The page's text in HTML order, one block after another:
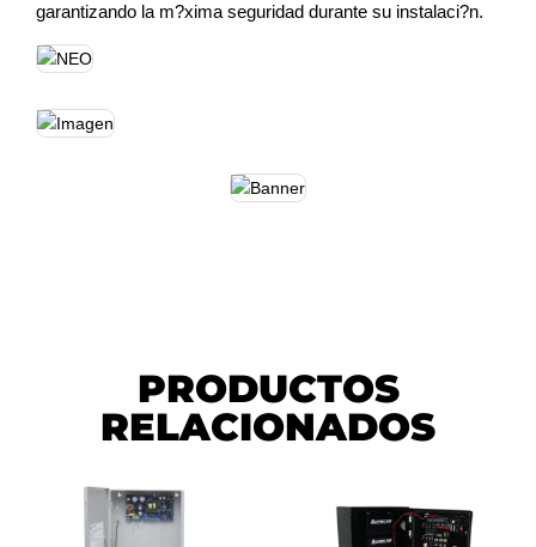
garantizando la m?xima seguridad durante su instalaci?n.
PRODUCTOS
RELACIONADOS